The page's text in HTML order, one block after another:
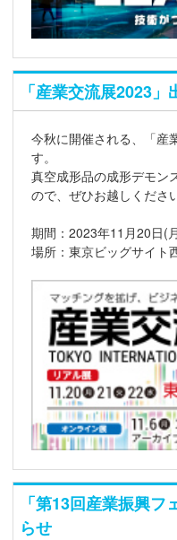
「産業交流展2023
今秋に開催される、「産
す。
真空成形品の成形デモン
ので、ぜひお越しください
期間：2023年11月20日(
場所：東京ビッグサイ
「第13回産業振興
らせ